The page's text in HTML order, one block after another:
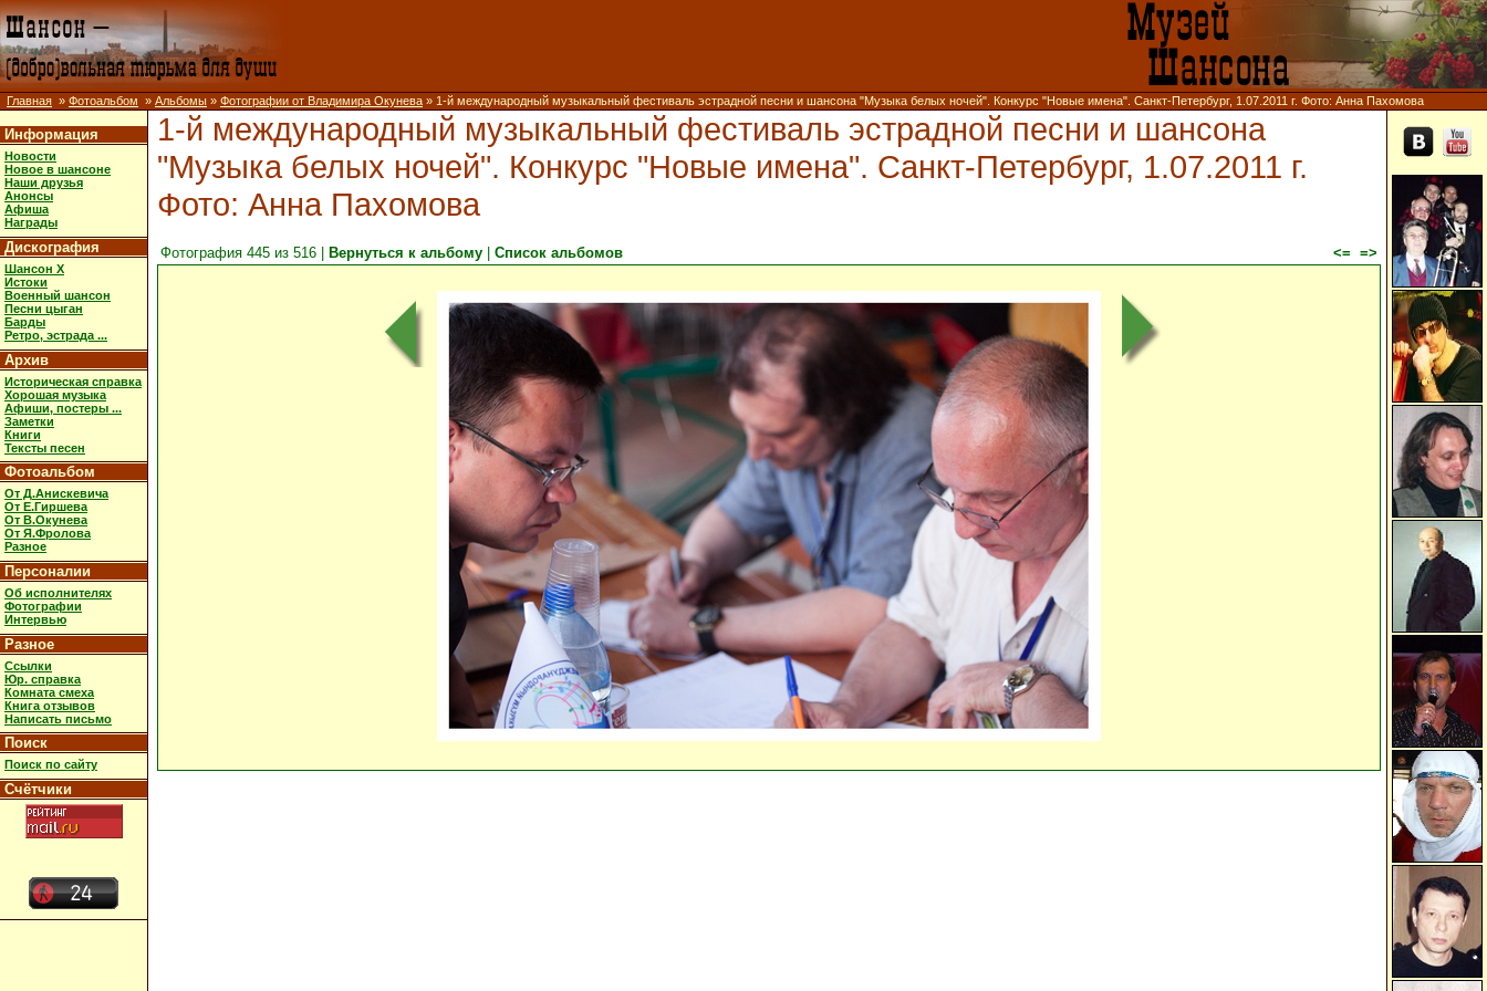
Главная » Фотоальбом » Альбомы » Фотографии от Владимира Окунева » 1-й международный музыкальный фестиваль эстрадной песни и шансона "Музыка белых ночей". Конкурс "Новые имена". Санкт-Петербург, 1.07.2011 г. Фото: Анна Пахомова
Информация
Новости
Новое в шансоне
Наши друзья
Анонсы
Афиша
Награды
Дискография
Шансон X
Истоки
Военный шансон
Песни цыган
Барды
Ретро, эстрада ...
Архив
Историческая справка
Хорошая музыка
Афиши, постеры ...
Заметки
Книги
Тексты песен
Фотоальбом
От Д.Анискевича
От Е.Гиршева
От В.Окунева
От Я.Фролова
Разное
Персоналии
Об исполнителях
Фотографии
Интервью
Разное
Ссылки
Юр. справка
Комната смеха
Книга отзывов
Написать письмо
Поиск
Поиск по сайту
Счётчики
1-й международный музыкальный фестиваль эстрадной песни и шансона
"Музыка белых ночей". Конкурс "Новые имена". Санкт-Петербург, 1.07.2011 г.
Фото: Анна Пахомова
Фотография 445 из 516 | Вернуться к альбому Список альбомов <= =>